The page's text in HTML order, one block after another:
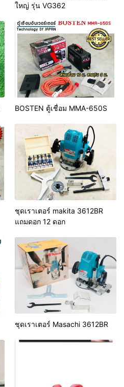
ใหญ่ รุ่น VG362
BOSTEN ตู้เชื่อม MMA-650S
ชุดเราเตอร์ makita 3612BR
แถมดอก 12 ดอก
ชุดเราเตอร์ Masachi 3612BR